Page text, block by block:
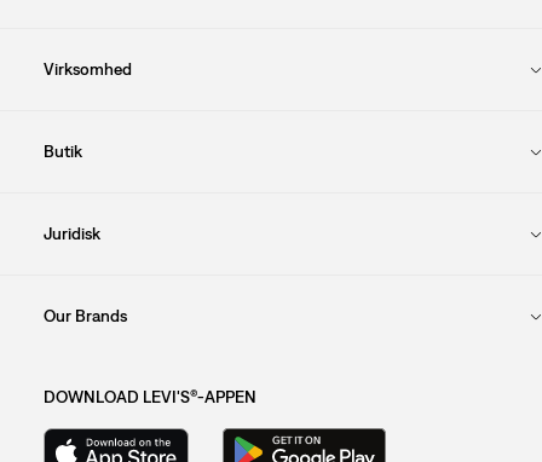
Virksomhed
Butik
Juridisk
Our Brands
DOWNLOAD LEVI'S®-APPEN